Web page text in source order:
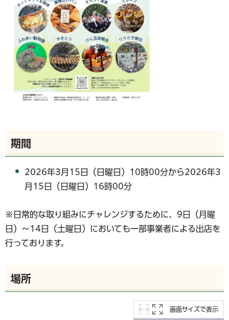
期間
2026年3月15日（日曜日）10時00分から2026年3
月15日（日曜日）16時00分
※日常的な取り組みにチャレンジするために、9日（月曜
日）～14日（土曜日）においても一部事業者による出店を
行っております。
場所
画面サイズで表示